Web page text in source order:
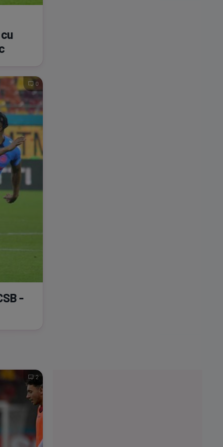
-
0
2